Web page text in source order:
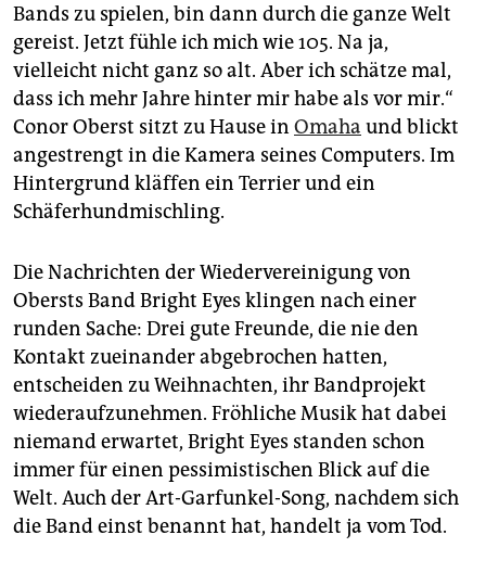
genossenschaft
epaper login
Bands zu spielen, bin dann durch die ganze Welt
gereist. Jetzt fühle ich mich wie 105. Na ja,
vielleicht nicht ganz so alt. Aber ich schätze mal,
dass ich mehr Jahre hinter mir habe als vor mir.“
Conor Oberst sitzt zu Hause in Omaha und blickt
angestrengt in die Kamera seines Computers. Im
Hintergrund kläffen ein Terrier und ein
Schäferhundmischling.
Die Nachrichten der Wiedervereinigung von
Obersts Band Bright Eyes klingen nach einer
runden Sache: Drei gute Freunde, die nie den
Kontakt zueinander abgebrochen hatten,
entscheiden zu Weihnachten, ihr Bandprojekt
wiederaufzunehmen. Fröhliche Musik hat dabei
niemand erwartet, Bright Eyes standen schon
immer für einen pessimistischen Blick auf die
Welt. Auch der Art-Garfunkel-Song, nachdem sich
die Band einst benannt hat, handelt ja vom Tod.